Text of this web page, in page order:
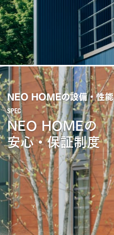
NEO HOMEの設備・性能
NEO HOMEの
安心・保証制度